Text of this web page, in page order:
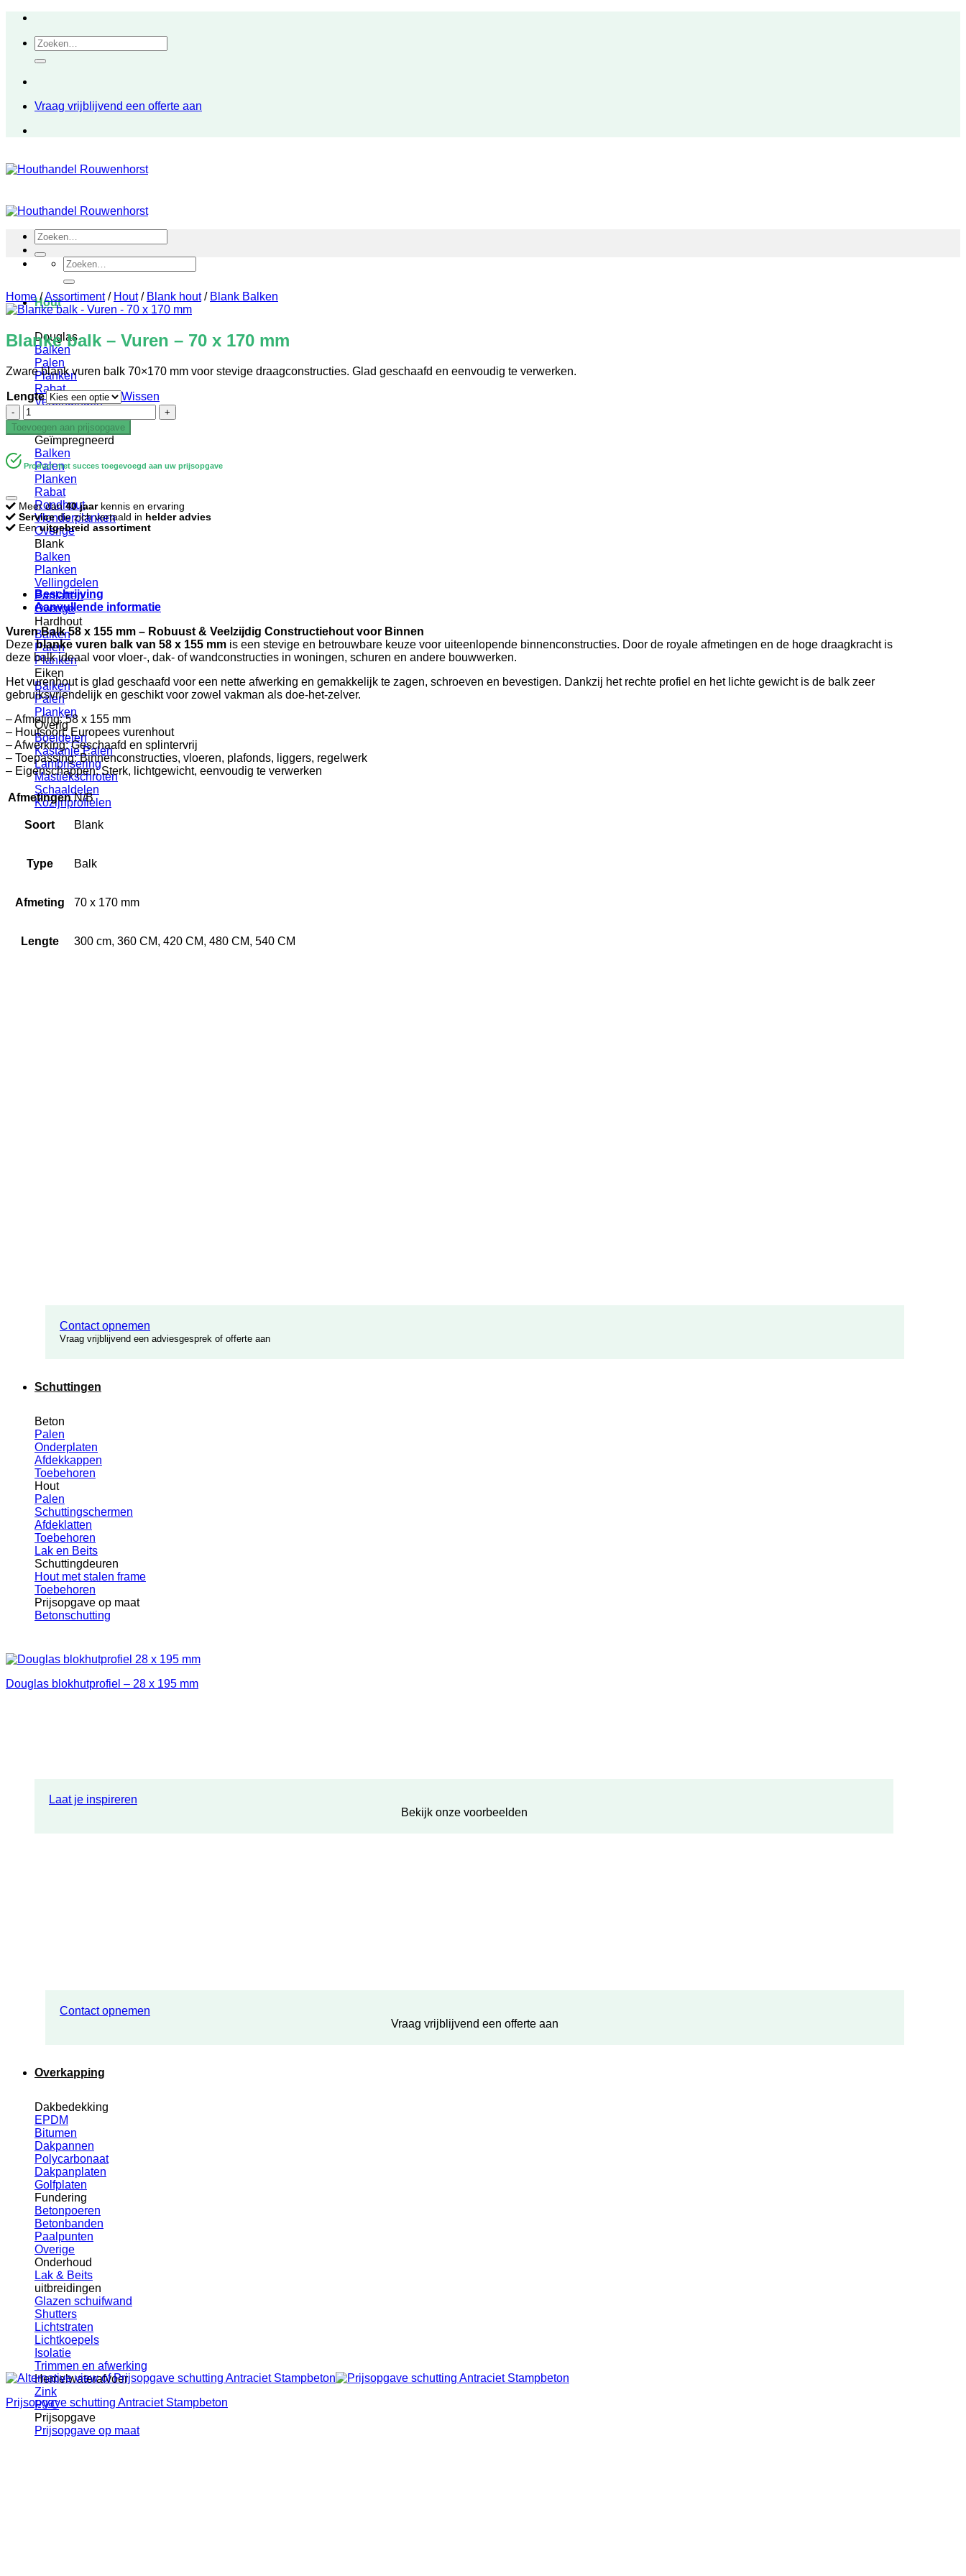
inhoudZoeken
naar:
Vraag vrijblijvend een offerte aan
Zoeken
naar:
Hout
Douglas
Balken
Palen
Planken
Rabat
Verbindingen
Gevelbekleding
Geïmpregneerd
Balken
Palen
Planken
Rabat
Rondhout
Vlonderplanken
Overige
Blank
Balken
Planken
Vellingdelen
Panlatten
Overige
Hardhout
Balken
Palen
Planken
Eiken
Balken
Palen
Planken
Overig
Boeidelen
Kastanje Palen
Lambrisering
Mastiekschroten
Schaaldelen
Kozijnprofielen
Contact opnemen
Vraag vrijblijvend een adviesgesprek of offerte aan
Schuttingen
Beton
Palen
Onderplaten
Afdekkappen
Toebehoren
Hout
Palen
Schuttingschermen
Afdeklatten
Toebehoren
Lak en Beits
Schuttingdeuren
Hout met stalen frame
Toebehoren
Prijsopgave op maat
Betonschutting
Laat je inspireren
Bekijk onze voorbeelden
Contact opnemen
Vraag vrijblijvend een offerte aan
Overkapping
Dakbedekking
EPDM
Bitumen
Dakpannen
Polycarbonaat
Dakpanplaten
Golfplaten
Fundering
Betonpoeren
Betonbanden
Paalpunten
Overige
Onderhoud
Lak & Beits
uitbreidingen
Glazen schuifwand
Shutters
Lichtstraten
Lichtkoepels
Isolatie
Trimmen en afwerking
Hemelwaterafvoer
Zink
PVC
Prijsopgave
Prijsopgave op maat
Zoeken
naar:
Home /Assortiment / Hout / Blank hout / Blank Balken
Blanke balk – Vuren – 70 x 170 mm
Zware blank vuren balk 70×170 mm voor stevige draagconstructies. Glad geschaafd en eenvoudig te verwerken.
Lengte
Wissen
Blanke
balk
-
Vuren
-
70
170
mm
aantal
Toevoegen aan prijsopgave
Product met succes toegevoegd aan uw prijsopgave
Meer dan40 jaarkennis en ervaring
Servicedie zich vertaald in helder advies
Eenuitgebreid assortiment
Beschrijving
Aanvullende informatie
Vuren Balk 58 x 155 mm – Robuust & Veelzijdig Constructiehout voor Binnen
Dezeblanke vuren balk van 58 x 155 mm is een stevige en betrouwbare keuze voor uiteenlopende binnenconstructies. Door de royale afmetingen en de hoge draagkracht is
deze balk ideaal voor vloer-, dak- of wandconstructies in woningen, schuren en andere bouwwerken.
Het vurenhout is glad geschaafd voor een nette afwerking en gemakkelijk te zagen, schroeven en bevestigen. Dankzij het rechte profiel en het lichte gewicht is de balk zeer
gebruiksvriendelijk en geschikt voor zowel vakman als doe-het-zelver.
– Afmeting: 58 x 155 mm
– Houtsoort: Europees vurenhout
– Afwerking: Geschaafd en splintervrij
– Toepassing: Binnenconstructies, vloeren, plafonds, liggers, regelwerk
– Eigenschappen: Sterk, lichtgewicht, eenvoudig te verwerken
Afmetingen N/B
Soort Blank
Type Balk
Afmeting 70 x 170 mm
Lengte 300 cm, 360 CM, 420 CM, 480 CM, 540 CM
Douglas blokhutprofiel – 28 x 195 mm
Prijsopgave schutting Antraciet Stampbeton